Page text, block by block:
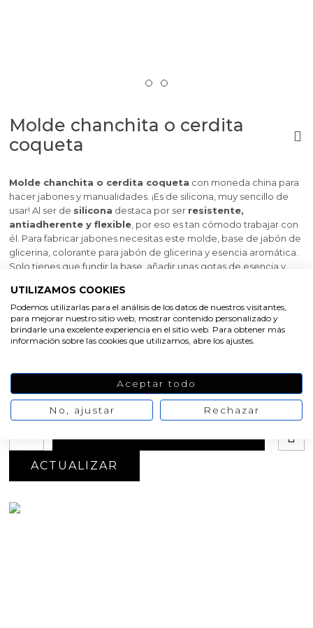
Molde chanchita o cerdita
coqueta
Molde chanchita o cerdita coqueta con moneda china para
hacer jabones y manualidades. ¡Es de silicona, muy sencillo de
usar! Al ser de silicona destaca por ser resistente,
antiadherente y flexible, por eso es tan cómodo trabajar con
él. Para fabricar jabones necesitas este molde, base de jabón de
glicerina, colorante para jabón de glicerina y esencia aromática.
Solo tienes que fundir la base, añadir unas gotas de esencia y
usar. ¡Son muy fáciles de hacer
así que anímate a probar!
Medidas aprox de la figura terminada: 9 x 7 x 2,5 cm
Oferta
10,09 €
8,07 €
No hay
opiniones de momento
UTILIZAMOS COOKIES
Podemos utilizarlas para el análisis de los datos de nuestros visitantes,
para mejorar nuestro sitio web, mostrar contenido personalizado y
brindarle una excelente experiencia en el sitio web. Para obtener más
información sobre las cookies que utilizamos, abre los ajustes.
Aceptar todo
No, ajustar Rechazar